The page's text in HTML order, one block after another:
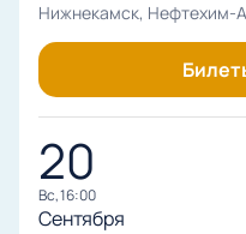
Нижнекамск, Нефтехим-
20
вс, 16:00
Сентября